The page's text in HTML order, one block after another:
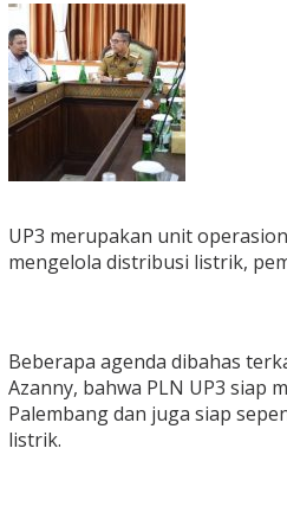
s
P
e
r
l
J
a
g
a
n
B
UP3 merupakan unit
mengelola distribusi listrik,
Beberapa agenda dibahas
Azanny, bahwa PLN UP3 siap
Palembang dan juga siap
listrik.